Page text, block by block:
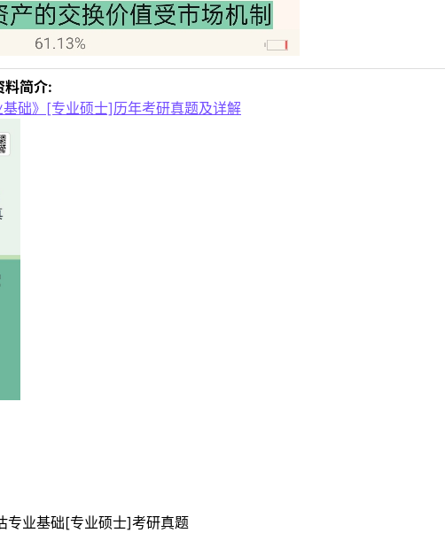
料简介:
础》[专业硕士]历年考研真题及详解
专业基础[专业硕士]考研真题